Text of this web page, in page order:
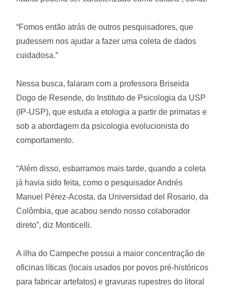
“Fomos então atrás de outros pesquisadores, que
pudessem nos ajudar a fazer uma coleta de dados
cuidadosa.”
Nessa busca, falaram com a professora Briseida
Dogo de Resende, do Instituto de Psicologia da USP
(IP-USP), que estuda a etologia a partir de primatas e
sob a abordagem da psicologia evolucionista do
comportamento.
“Além disso, esbarramos mais tarde, quando a coleta
já havia sido feita, como o pesquisador Andrés
Manuel Pérez-Acosta, da Universidad del Rosario, da
Colômbia, que acabou sendo nosso colaborador
direto”, diz Monticelli.
A ilha do Campeche possui a maior concentração de
oficinas líticas (locais usados por povos pré-históricos
para fabricar artefatos) e gravuras rupestres do litoral